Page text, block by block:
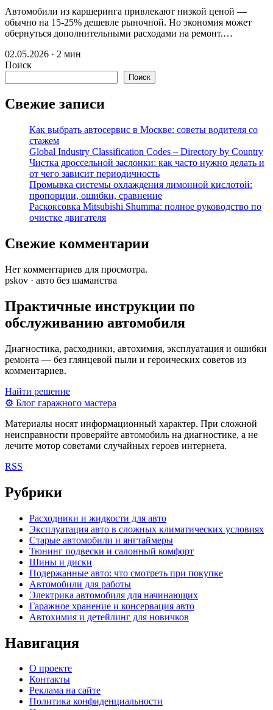
Автомобили из каршеринга привлекают низкой ценой —
обычно на 15-25% дешевле рыночной. Но экономия может
обернуться дополнительными расходами на ремонт.…
02.05.2026 · 2 мин
Поиск
Поиск
Свежие записи
Как выбрать автосервис в Москве: советы водителя со
стажем
Global Industry Classification Codes – Directory by Country
Чистка дроссельной заслонки: как часто нужно делать и
от чего зависит периодичность
Промывка системы охлаждения лимонной кислотой:
пропорции, ошибки, сравнение
Раскоксовка Mitsubishi Shumma: полное руководство по
очистке двигателя
Свежие комментарии
Нет комментариев для просмотра.
pskov · авто без шаманства
Практичные инструкции по
обслуживанию автомобиля
Диагностика, расходники, автохимия, эксплуатация и ошибки
ремонта — без глянцевой пыли и героических советов из
комментариев.
Найти решение
⚙ Блог гаражного мастера
Материалы носят информационный характер. При сложной
неисправности проверяйте автомобиль на диагностике, а не
лечите мотор советами случайных героев интернета.
RSS
Рубрики
Расходники и жидкости для авто
Эксплуатация авто в сложных климатических условиях
Старые автомобили и янгтаймеры
Тюнинг подвески и салонный комфорт
Шины и диски
Подержанные авто: что смотреть при покупке
Автомобили для работы
Электрика автомобиля для начинающих
Гаражное хранение и консервация авто
Автохимия и детейлинг для новичков
Навигация
О проекте
Контакты
Реклама на сайте
Политика конфиденциальности